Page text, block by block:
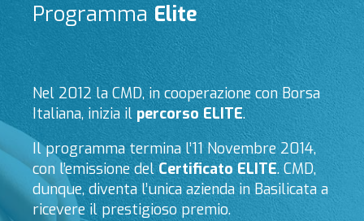
ProgrammaElite
Nel 2012 la CMD, in cooperazione con Borsa
Italiana, inizia il percorso ELITE.
Il programma termina l’11 Novembre 2014,
con l’emissione delCertificato ELITE. CMD,
dunque, diventa l’unica azienda in Basilicata a
ricevere il prestigioso premio.